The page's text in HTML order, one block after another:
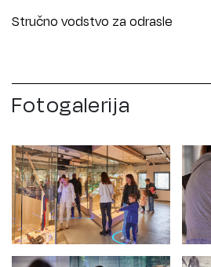
Stručno vodstvo za odrasle
Fotogalerija